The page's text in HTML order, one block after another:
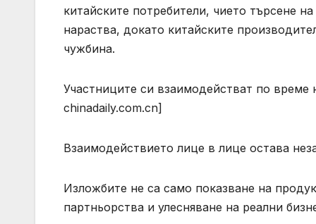
китайските потребители, чието търсене
нараства, докато китайските
чужбина.
Участниците си взаимодействат по
chinadaily.com.cn]
Взаимодействието лице в лице остава
Изложбите не са само показване на
партньорства и улесняване на реални